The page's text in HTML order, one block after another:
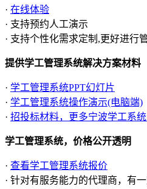
· 在线体验
· 支持预约人工演示
· 支持个性化需求定制,更好进行
提供学工管理系统解决方案材料
· 学工管理系统PPT幻灯片
· 学工管理系统操作演示(电脑端)
· 招投标材料，更多宁波学工系
学工管理系统，价格公开透明
· 查看学工管理系统报价
· 针对有服务能力的代理商，有